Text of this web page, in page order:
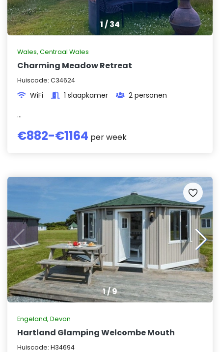
1/34
Wales, Centraal Wales
Charming Meadow Retreat
Huiscode: C34624
WiFi 1 slaapkamer
2 personen
...
€882-€1164 per week
1/9
Engeland, Devon
Hartland Glamping Welcombe Mouth
Huiscode: H34694